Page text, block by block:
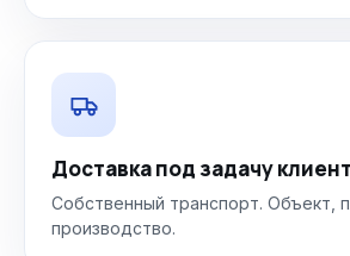
Доставка под задачу
Собственный транспорт. Объект,
производство.